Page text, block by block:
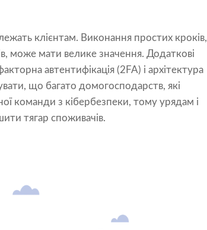
клієнтам. Виконання простих кроків,
може мати велике значення. Додаткові
автентифікація (2FA) і архітектура
що багато домогосподарств, які
команди з кібербезпеки, тому урядам і
тягар споживачів.